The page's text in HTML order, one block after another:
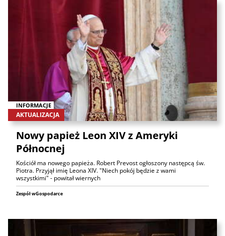
INFORMACJE
AKTUALIZACJA
Nowy papież Leon XIV z Ameryki
Północnej
Kościół ma nowego papieża. Robert Prevost ogłoszony następcą św.
Piotra. Przyjął imię Leona XIV. "Niech pokój będzie z wami
wszystkimi" - powitał wiernych
Zespół wGospodarce